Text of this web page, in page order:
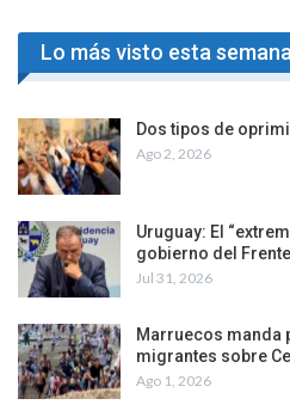
Lo más visto esta semana
Dos tipos de
Ago 2, 2026
Uruguay: El
gobierno del
Jul 31, 2026
Marruecos manda
migrantes sobre
Ago 1, 2026